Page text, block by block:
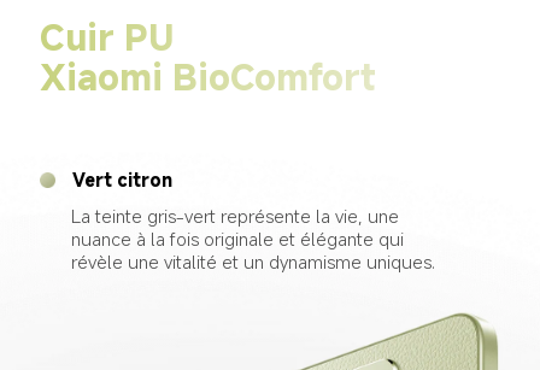
Cuir PU
Xiaomi BioComfort
Vert citron
La teinte gris-vert représente la vie, une
nuance à la fois originale et élégante qui
révèle une vitalité et un dynamisme uniques.